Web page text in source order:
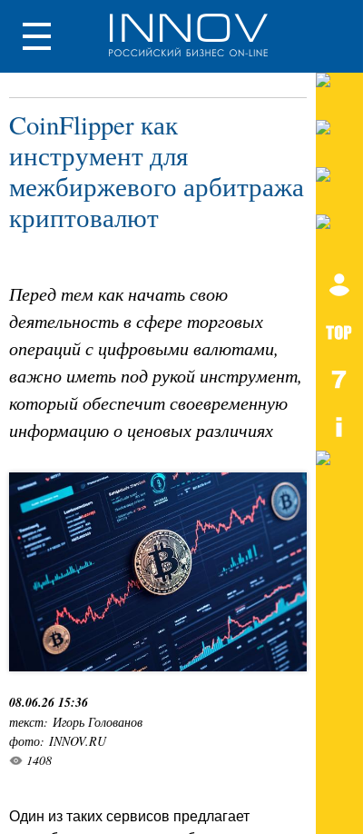
CoinFlipper как
инструмент для
межбиржевого арбитража
криптовалют
Перед тем как начать свою
деятельность в сфере торговых
операций с цифровыми валютами,
важно иметь под рукой инструмент,
который обеспечит своевременную
информацию о ценовых различиях
08.06.26 15:36
текст: Игорь Голованов
фото: INNOV.RU
1408
Один из таких сервисов предлагает